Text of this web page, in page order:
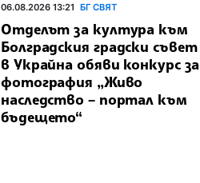
06.08.2026 13:21 БГ СВЯТ
Отделът за култура към
Болградския градски съвет
в Украйна обяви конкурс за
фотография „Живо
наследство – портал към
бъдещето“